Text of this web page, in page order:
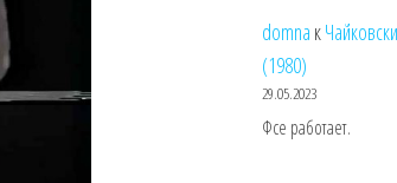
domna к
(1980)
29.05.2023
Фсе работает.